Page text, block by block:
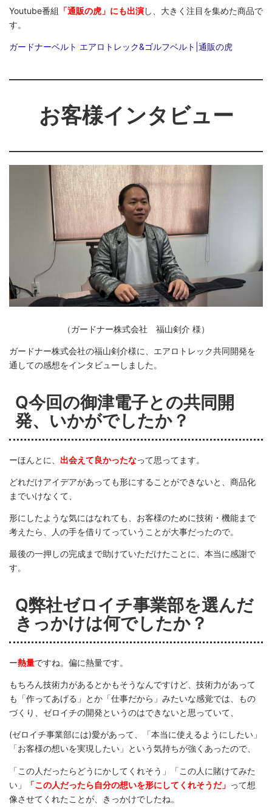
Youtube番組 「通販の虎」にも出演し、大きく注目を集めた商品で
す。
ガードナーベルト エアロトレック&ゴルフベルト|通販の虎
お客様インタビュー
（ガードナー株式会社 福山剣介 様）
ガードナー株式会社の福山剣介様に、エアロトレック共同開発を
通しての感想をインタビューしました。
Q今回の御津電子との共同開
発、いかがでしたか？
ーほんとに、 出会えて良かったなって思ってます。
どれだけアイデアがあっても形にすることができないと、商品化
までいけなくて、
形にしたような気にはなれても、お客様のために技術・機能まで
考えたら、人の手を借りてっていうことが大事だったので。
最後の一押しの完成まで助けていただけたことに、本当に感謝で
す。
Q弊社ゼロイチ事業部を選んだ
きっかけは何でしたか？
ー熱量ですね。偏に熱量です。
もちろん技術力があるとかもそうなんですけど、技術力があって
も「作ってあげる」とか「仕事だから」みたいな感覚では、もの
づくり、ゼロイチの開発というのはできないと思っていて、
(ゼロイチ事業部には)愛があって、「本当に使えるようにしたい」
「お客様の想いを実現したい」という気持ちが強くあったので、
「この人だったらどうにかしてくれそう」「この人に賭けてみた
い」
「この人だったら自分の想いを形にしてくれそうだ」 って想
像させてくれたことが、きっかけでしたね。